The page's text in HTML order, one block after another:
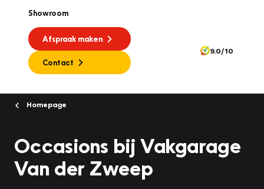
Showroom
Afspraak maken
Contact
9.0/10
Homepage
Occasions bij Vakgarage
Van der Zweep